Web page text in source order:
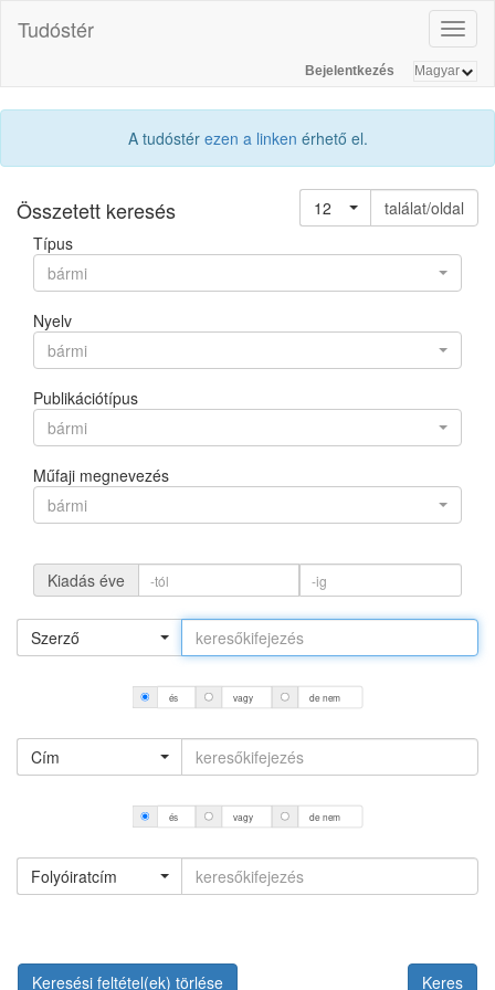
Tudóstér
Bejelentkezés
A tudóstér ezen a linken érhető el.
Összetett keresés 12
találat/oldal
Típus
bármi
Nyelv
bármi
Publikációtípus
bármi
Műfaji megnevezés
bármi
Kiadás éve
Szerző
és vagy de nem
Cím
és vagy de nem
Folyóiratcím
Keresési feltétel(ek) törlése